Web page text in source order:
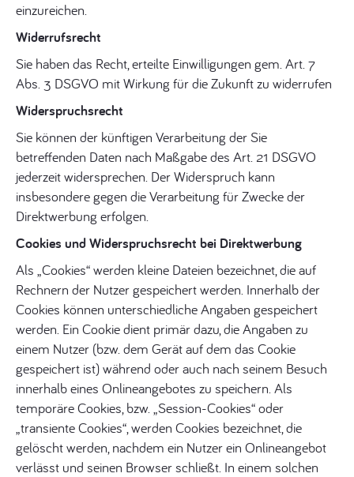
einzureichen.
Widerrufsrecht
Sie haben das Recht, erteilte Einwilligungen gem. Art. 7
Abs. 3 DSGVO mit Wirkung für die Zukunft zu widerrufen
Widerspruchsrecht
Sie können der künftigen Verarbeitung der Sie
betreffenden Daten nach Maßgabe des Art. 21 DSGVO
jederzeit widersprechen. Der Widerspruch kann
insbesondere gegen die Verarbeitung für Zwecke der
Direktwerbung erfolgen.
Cookies und Widerspruchsrecht bei Direktwerbung
Als „Cookies“ werden kleine Dateien bezeichnet, die auf
Rechnern der Nutzer gespeichert werden. Innerhalb der
Cookies können unterschiedliche Angaben gespeichert
werden. Ein Cookie dient primär dazu, die Angaben zu
einem Nutzer (bzw. dem Gerät auf dem das Cookie
gespeichert ist) während oder auch nach seinem Besuch
innerhalb eines Onlineangebotes zu speichern. Als
temporäre Cookies, bzw. „Session-Cookies“ oder
„transiente Cookies“, werden Cookies bezeichnet, die
gelöscht werden, nachdem ein Nutzer ein Onlineangebot
verlässt und seinen Browser schließt. In einem solchen